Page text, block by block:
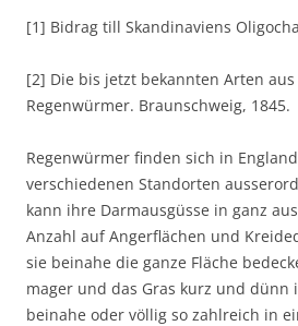
[1] Bidrag till Skandinaviens
[2] Die bis jetzt bekannten Arten
Regenwürmer. Braunschweig, 1845.
Regenwürmer finden sich in
verschiedenen Standorten
kann ihre Darmausgüsse in ganz
Anzahl auf Angerflächen und
sie beinahe die ganze Fläche
mager und das Gras kurz und dünn
beinahe oder völlig so zahlreich in